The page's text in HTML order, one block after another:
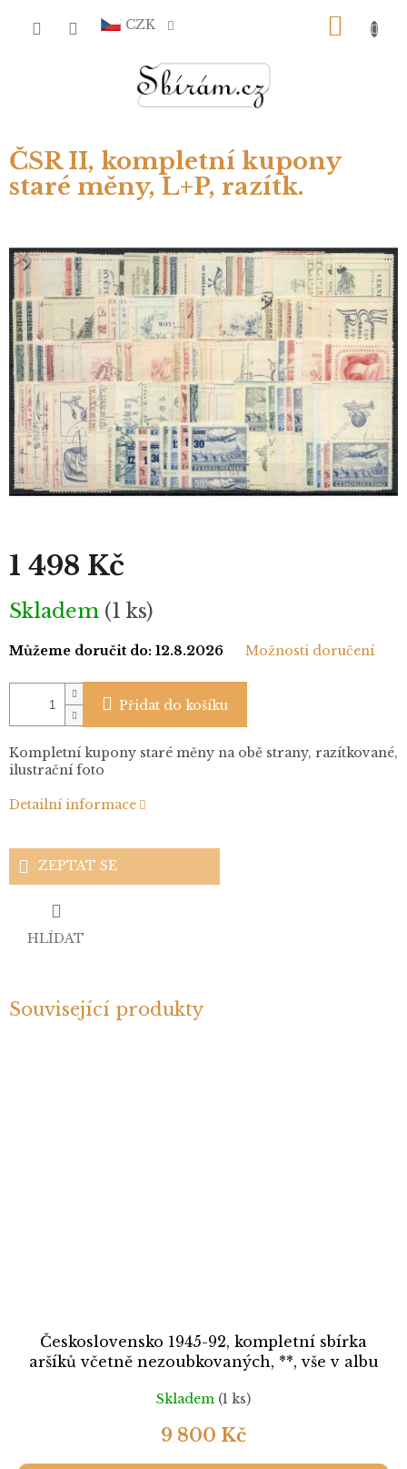
CZK
ČSR II, kompletní kupony
staré měny, L+P, razítk.
1 498 Kč
Měrná
cena:
Skladem (1 ks)
Můžeme doručit do: 12.8.2026 Možnosti doručení
Přidat do košíku
Kompletní kupony staré měny na obě strany, razítkované,
ilustrační foto
Detailní informace
ZEPTAT SE
HLÍDAT
Související produkty
Československo 1945-92, kompletní sbírka
aršíků včetně nezoubkovaných, **, vše v albu
Skladem (1 ks)
9 800 Kč